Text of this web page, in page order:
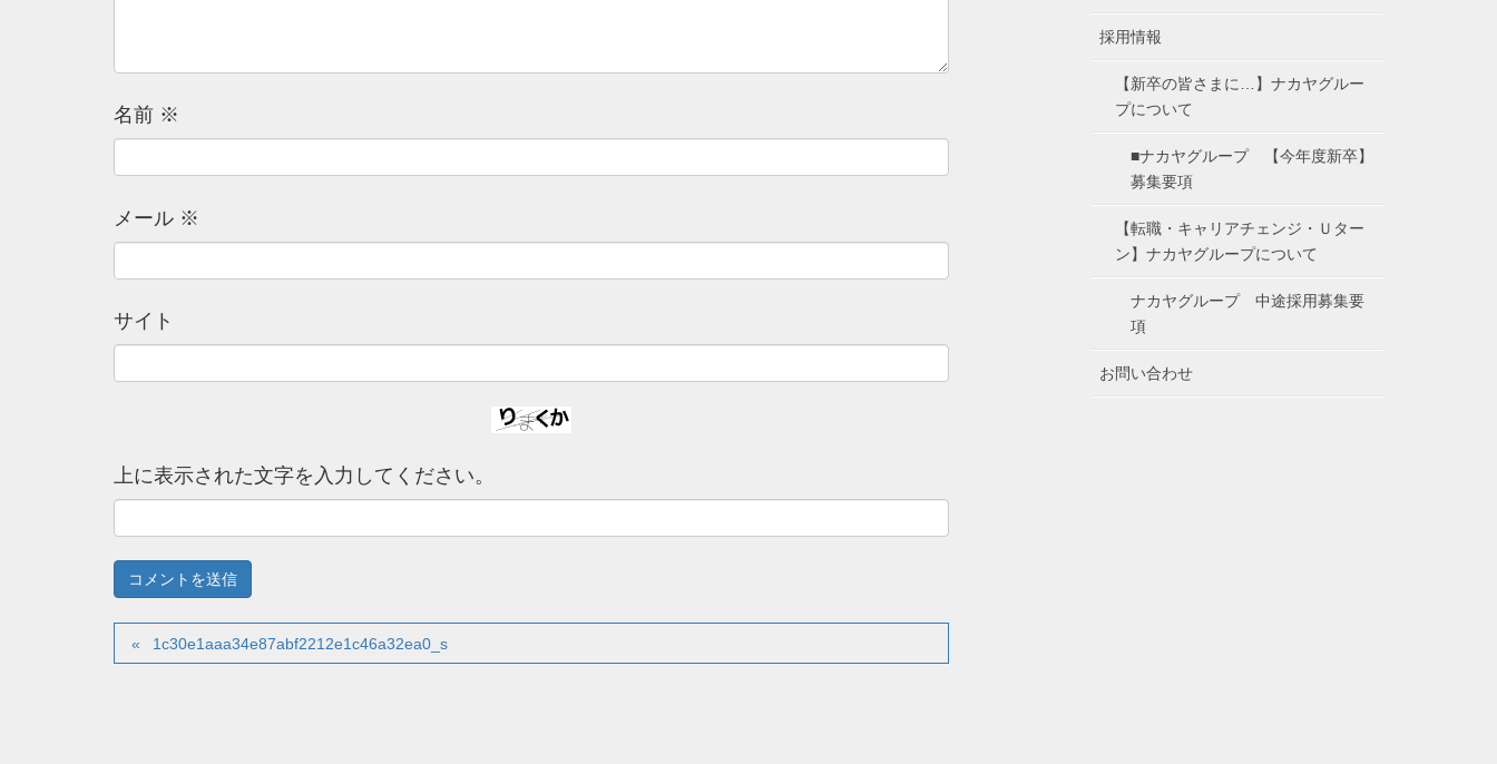
名前 ※
メール ※
サイト
上に表示された文字を入力してください。
1c30e1aaa34e87abf2212e1c46a32ea0_s
採用情報
【新卒の皆さまに…】ナカヤグルー
プについて
■ナカヤグループ 【今年度新卒】
募集要項
【転職・キャリアチェンジ・Ｕター
ン】ナカヤグループについて
ナカヤグループ 中途採用募集要
項
お問い合わせ